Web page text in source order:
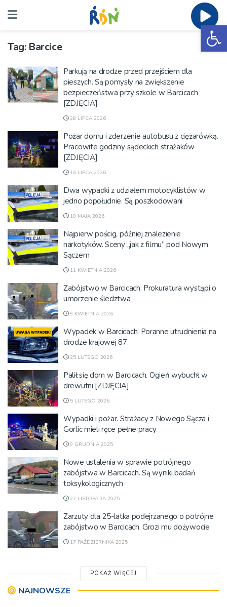
Tag: Barcice
Parkują na drodze przed przejściem dla
pieszych. Są pomysły na zwiększenie
bezpieczeństwa przy szkole w Barcicach
[ZDJĘCIA]
28 LIPCA 2026
Pożar domu i zderzenie autobusu z ciężarówką.
Pracowite godziny sądeckich strażaków
[ZDJĘCIA]
16 LIPCA 2026
Dwa wypadki z udziałem motocyklistów w
jedno popołudnie. Są poszkodowani
10 MAJA 2026
Najpierw pościg, później znalezienie
narkotyków. Sceny „jak z filmu” pod Nowym
Sączem
11 KWIETNIA 2026
Zabójstwo w Barcicach. Prokuratura wystąpi o
umorzenie śledztwa
9 KWIETNIA 2026
Wypadek w Barcicach. Poranne utrudnienia na
drodze krajowej 87
25 LUTEGO 2026
Palił się dom w Barcicach. Ogień wybuchł w
drewutni [ZDJĘCIA]
5 LUTEGO 2026
Wypadki i pożar. Strażacy z Nowego Sącza i
Gorlic mieli ręce pełne pracy
9 GRUDNIA 2025
Nowe ustalenia w sprawie potrójnego
zabójstwa w Barcicach. Są wyniki badań
toksykologicznych
27 LISTOPADA 2025
Zarzuty dla 25-latka podejrzanego o potrójne
zabójstwo w Barcicach. Grozi mu dożywocie
17 PAŹDZIERNIKA 2025
POKAŻ WIĘCEJ
NAJNOWSZE